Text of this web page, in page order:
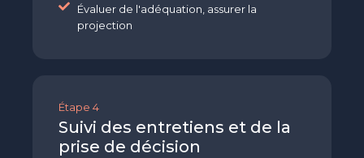
Évaluer de l'adéquation, assurer la
projection
Étape 4
Suivi des entretiens et de la
prise de décision